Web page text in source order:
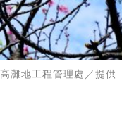
灘地工程管理處／提供